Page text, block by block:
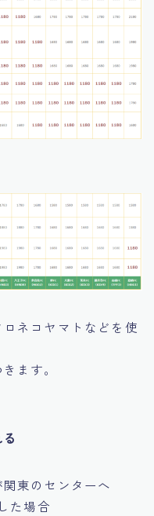
ネコヤマトなどを使
ます。
東のセンターへ
た場合